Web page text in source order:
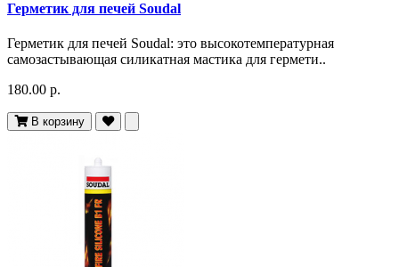
Герметик для печей Soudal
Герметик для печей Soudal: это высокотемпературная
самозастывающая силикатная мастика для гермети..
180.00 р.
В корзину